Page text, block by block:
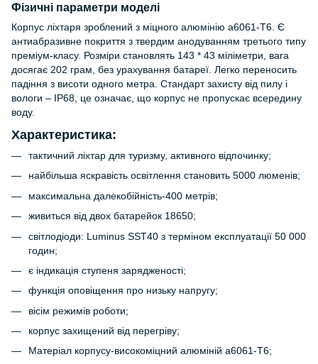
Фізичні параметри моделі
Корпус ліхтаря зроблений з міцного алюмінію а6061-Т6. Є
антиабразивне покриття з твердим анодуванням третього типу
преміум-класу. Розміри становлять 143 * 43 міліметри, вага
досягає 202 грам, без урахування батареї. Легко переносить
падіння з висоти одного метра. Стандарт захисту від пилу і
вологи – IP68, це означає, що корпус не пропускає всередину
воду.
Характеристика:
тактичний ліхтар для туризму, активного відпочинку;
найбільша яскравість освітлення становить 5000 люменів;
максимальна далекобійність-400 метрів;
живиться від двох батарейок 18650;
світлодіоди: Luminus SST40 з терміном експлуатації 50 000
годин;
є індикація ступеня зарядженості;
функція оповіщення про низьку напругу;
вісім режимів роботи;
корпус захищений від перегріву;
Матеріал корпусу-високоміцний алюміній а6061-Т6;